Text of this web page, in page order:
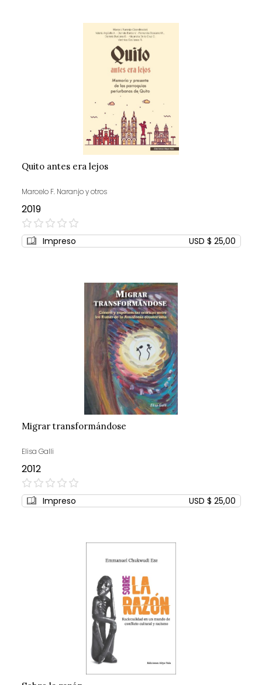
Quito antes era lejos
Marcelo F. Naranjo y otros
2019
0%
Impreso USD $ 25,00
Migrar transformándose
Elisa Galli
2012
0%
Impreso USD $ 25,00